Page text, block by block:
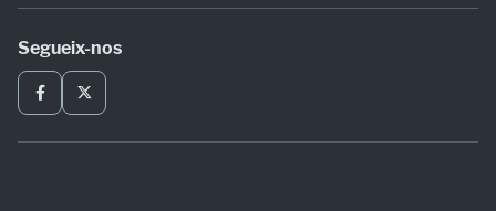
Segueix-nos